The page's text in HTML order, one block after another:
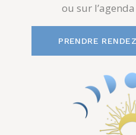
ou sur
PRENDRE